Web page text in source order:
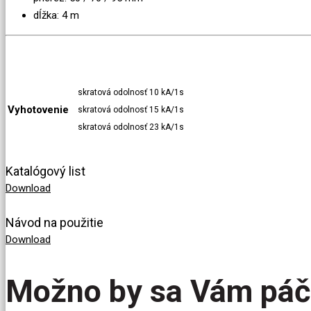
dĺžka: 4 m
Vyhotovenie
skratová odolnosť 10 kA/1s
skratová odolnosť 15 kA/1s
skratová odolnosť 23 kA/1s
Katalógový list
Download
Návod na použitie
Download
Možno by sa Vám